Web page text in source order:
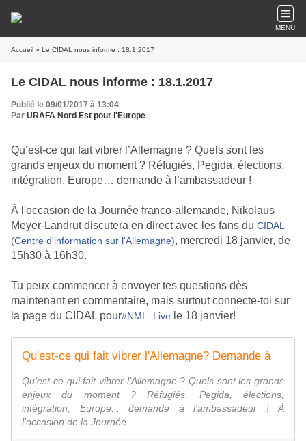
MENU
Accueil » Le CIDAL nous informe : 18.1.2017
Le CIDAL nous informe : 18.1.2017
Publié le 09/01/2017 à 13:04
Par URAFA Nord Est pour l'Europe
Qu’est-ce qui fait vibrer l’Allemagne ? Quels sont les
grands enjeux du moment ? Réfugiés, Pegida, élections,
intégration, Europe… demande à l’ambassadeur !
À l'occasion de la Journée franco-allemande, Nikolaus
Meyer-Landrut discutera en direct avec les fans du CIDAL
(Centre d'information sur l'Allemagne), mercredi 18 janvier, de
15h30 à 16h30.
Tu peux commencer à envoyer tes questions dès
maintenant en commentaire, mais surtout connecte-toi sur
la page du CIDAL pour#NML_Live le 18 janvier!
Qu'est-ce qui fait vibrer l'Allemagne? Demande à
Qu'est-ce qui fait vibrer l'Allemagne ? Quels sont les grands
enjeux du moment ? Réfugiés, Pegida, élections,
intégration, Europe... demande à l'ambassadeur ! À
l'occasion de la Journée ...